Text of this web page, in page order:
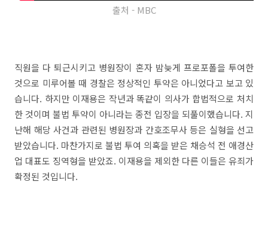
출처 - MBC
직원을 다 퇴근시키고 병원장이 혼자 밤늦게 프로포폴을 투여한
것으로 미루어볼 때 경찰은 정상적인 투약은 아니었다고 보고 있
습니다. 하지만 이재용은 작년과 똑같이 의사가 합법적으로 처치
한 것이며 불법 투약이 아니라는 종전 입장을 되풀이했습니다. 지
난해 해당 사건과 관련된 병원장과 간호조무사 등은 실형을 선고
받았습니다. 마찬가지로 불법 투여 의혹을 받은 채승석 전 애경산
업 대표도 징역형을 받았죠. 이재용을 제외한 다른 이들은 유죄가
확정된 것입니다.